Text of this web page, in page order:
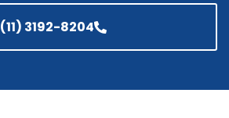
Meriti – RJ
Portão de Garagem de
Enrolar em São Gonçalo – RJ
(11) 3192-8204